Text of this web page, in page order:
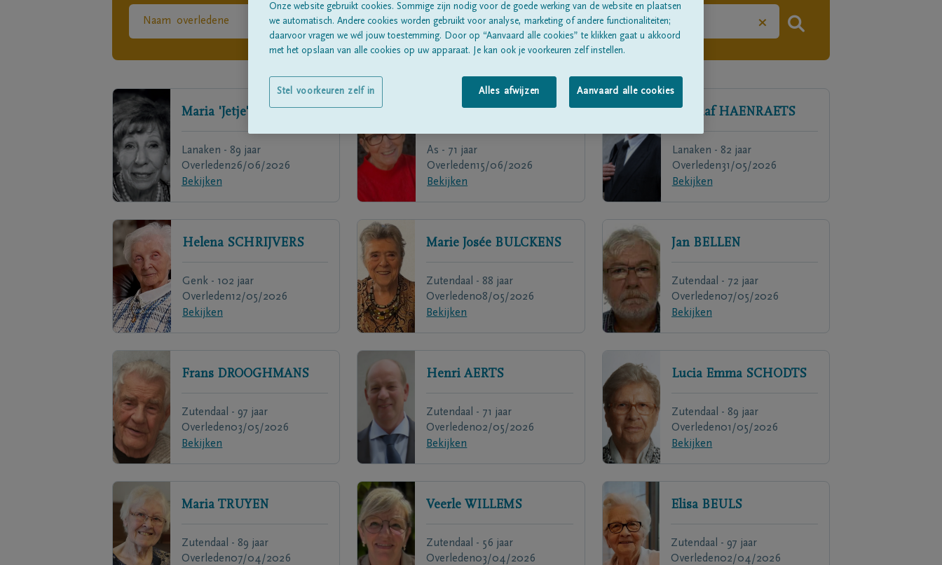
×
Maria 'Jetje'
Lanaken - 89 jaar
Overleden26/06/2026
Bekijken
As - 71 jaar
Overleden15/06/2026
Bekijken
Gustaaf HAENRAETS
Lanaken - 82 jaar
Overleden31/05/2026
Bekijken
Helena SCHRIJVERS
Genk - 102 jaar
Overleden12/05/2026
Bekijken
Marie Josée BULCKENS
Zutendaal - 88 jaar
Overleden08/05/2026
Bekijken
Jan BELLEN
Zutendaal - 72 jaar
Overleden07/05/2026
Bekijken
Frans DROOGHMANS
Zutendaal - 97 jaar
Overleden03/05/2026
Bekijken
Henri AERTS
Zutendaal - 71 jaar
Overleden02/05/2026
Bekijken
Lucia Emma SCHODTS
Zutendaal - 89 jaar
Overleden01/05/2026
Bekijken
Maria TRUYEN
Zutendaal - 89 jaar
Overleden07/04/2026
Veerle WILLEMS
Zutendaal - 56 jaar
Overleden03/04/2026
Elisa BEULS
Zutendaal - 97 jaar
Overleden02/04/2026
Onze website gebruikt cookies. Sommige zijn nodig voor de goede werking van de website en plaatsen
we automatisch. Andere cookies worden gebruikt voor analyse, marketing of andere functionaliteiten;
daarvoor vragen we wél jouw toestemming. Door op “Aanvaard alle cookies” te klikken gaat u akkoord
met het opslaan van alle cookies op uw apparaat. Je kan ook je voorkeuren zelf instellen.
Alles afwijzen Aanvaard alle cookies
Stel voorkeuren zelf in